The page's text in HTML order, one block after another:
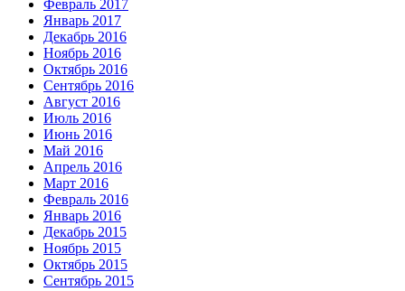
Февраль 2017
Январь 2017
Декабрь 2016
Ноябрь 2016
Октябрь 2016
Сентябрь 2016
Август 2016
Июль 2016
Июнь 2016
Май 2016
Апрель 2016
Март 2016
Февраль 2016
Январь 2016
Декабрь 2015
Ноябрь 2015
Октябрь 2015
Сентябрь 2015